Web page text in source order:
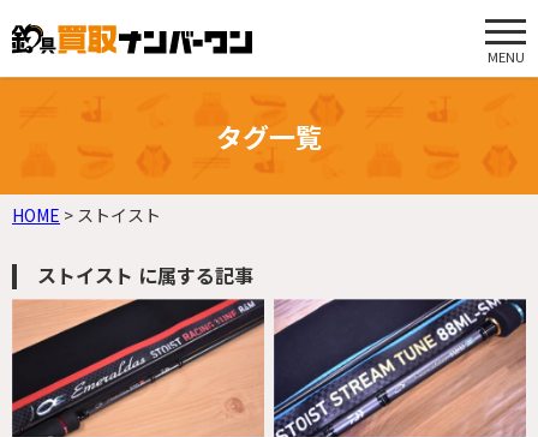
MENU
タグ一覧
HOME > ストイスト
ストイスト に属する記事